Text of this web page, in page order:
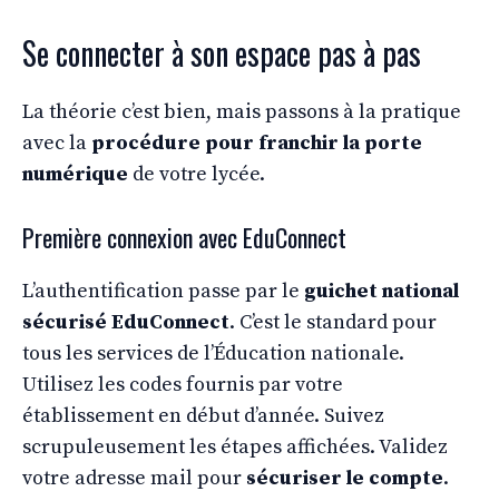
Se connecter à son espace pas à pas
La théorie c’est bien, mais passons à la pratique
avec la procédure pour franchir la porte
numérique de votre lycée.
Première connexion avec EduConnect
L’authentification passe par le guichet national
sécurisé EduConnect. C’est le standard pour
tous les services de l’Éducation nationale.
Utilisez les codes fournis par votre
établissement en début d’année. Suivez
scrupuleusement les étapes affichées. Validez
votre adresse mail pour sécuriser le compte.